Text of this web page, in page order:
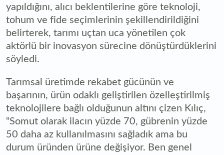
yapıldığını, alıcı beklentilerine göre teknoloji,
tohum ve fide seçimlerinin şekillendirildiğini
belirterek, tarımı uçtan uca yönetilen çok
aktörlü bir inovasyon sürecine dönüştürdüklerini
söyledi.
Tarımsal üretimde rekabet gücünün ve
başarının, ürün odaklı geliştirilen özelleştirilmiş
teknolojilere bağlı olduğunun altını çizen Kılıç,
“Somut olarak ilacın yüzde 70, gübrenin yüzde
50 daha az kullanılmasını sağladık ama bu
durum üründen ürüne değişiyor. Ben genel